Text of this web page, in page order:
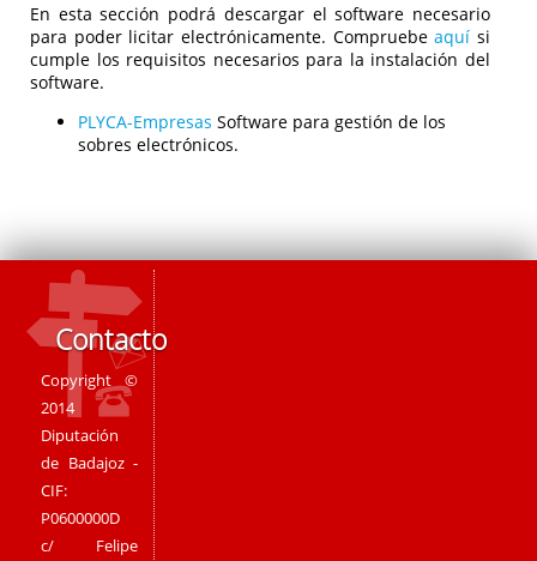
En esta sección podrá descargar el software necesario
para poder licitar electrónicamente. Compruebeaquí si
cumple los requisitos necesarios para la instalación del
software.
PLYCA-Empresas Software para gestión de los
sobres electrónicos.
Contacto
Copyright ©
2014
Diputación
de Badajoz -
CIF:
P0600000D
c/ Felipe